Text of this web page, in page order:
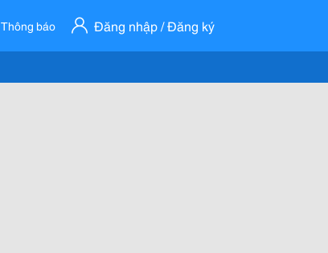
Thông báo Đăng nhập / Đăng ký